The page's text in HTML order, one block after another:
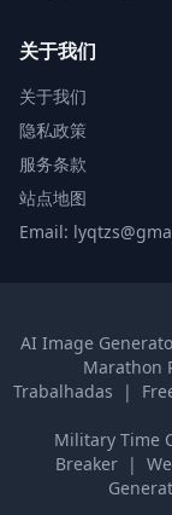
关于我们
关于我们
隐私政策
服务条款
站点地图
Email:
AI Image
Marathon
Trabalhadas
|
Military Time
Breaker |